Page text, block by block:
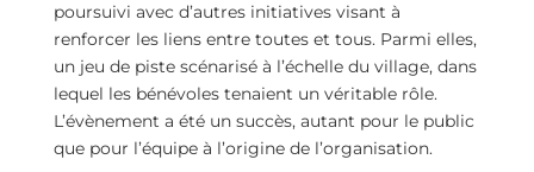
poursuivi avec d’autres initiatives visant à
renforcer les liens entre toutes et tous. Parmi elles,
un jeu de piste scénarisé à l’échelle du village, dans
lequel les bénévoles tenaient un véritable rôle.
L’évènement a été un succès, autant pour le public
que pour l’équipe à l’origine de l’organisation.